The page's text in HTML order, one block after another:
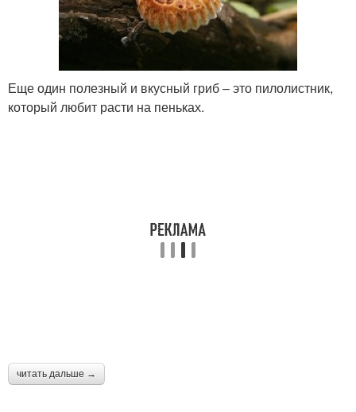
Еще один полезный и вкусный гриб – это пилолистник,
который любит расти на пеньках.
читать дальше →